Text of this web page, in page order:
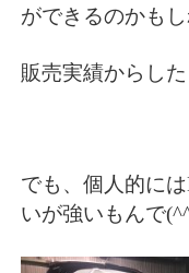
ができるのかもし
販売実績からし
でも、個人的に
いが強いもんで